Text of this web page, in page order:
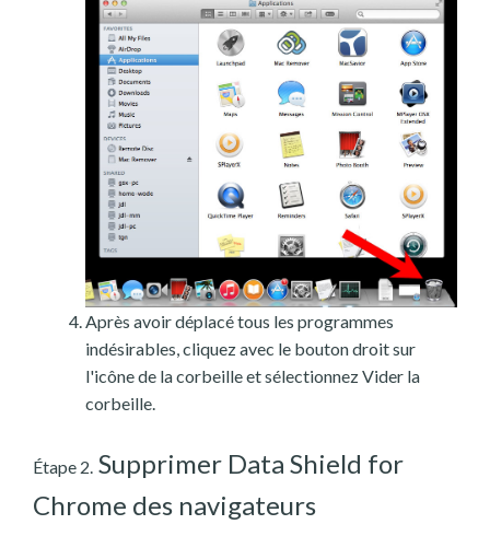
Après avoir déplacé tous les programmes
indésirables, cliquez avec le bouton droit sur
l'icône de la corbeille et sélectionnez Vider la
corbeille.
Étape 2. Supprimer Data Shield for
Chrome des navigateurs